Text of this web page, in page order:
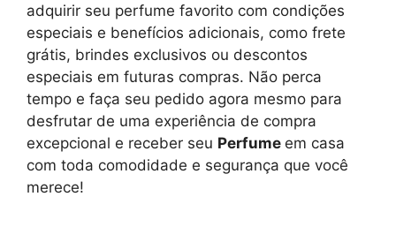
adquirir seu perfume favorito com condições
especiais e benefícios adicionais, como frete
grátis, brindes exclusivos ou descontos
especiais em futuras compras. Não perca
tempo e faça seu pedido agora mesmo para
desfrutar de uma experiência de compra
excepcional e receber seu Perfume em casa
com toda comodidade e segurança que você
merece!